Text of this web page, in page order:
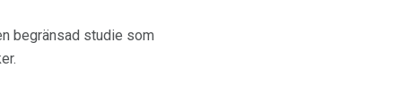
begränsad studie som